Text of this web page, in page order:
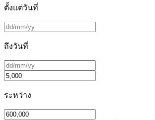
ตั้งแต่วันที่
ถึงวันที่
ระหว่าง